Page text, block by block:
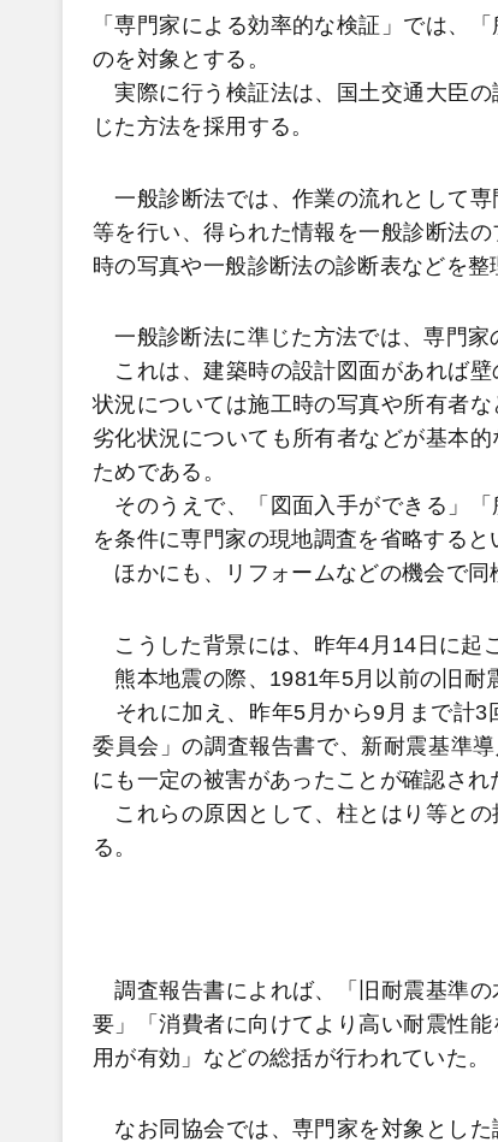
「専門家による効率的な検証」では、
のを対象とする。
実際に行う検証法は、国土交通大臣
じた方法を採用する。
一般診断法では、作業の流れとして
等を行い、得られた情報を一般診断法
時の写真や一般診断法の診断表などを整
一般診断法に準じた方法では、専門家
これは、建築時の設計図面があれば
状況については施工時の写真や所有者
劣化状況についても所有者などが基本
ためである。
そのうえで、「図面入手ができる」
を条件に専門家の現地調査を省略すると
ほかにも、リフォームなどの機会で同
こうした背景には、昨年4月14日に起
熊本地震の際、1981年5月以前の旧耐
それに加え、昨年5月から9月まで計3
委員会」の調査報告書で、新耐震基準
にも一定の被害があったことが確認され
これらの原因として、柱とはり等と
る。
調査報告書によれば、「旧耐震基準
要」「消費者に向けてより高い耐震性
用が有効」などの総括が行われていた。
なお同協会では、専門家を対象とし